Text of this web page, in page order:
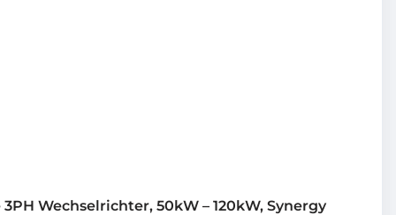
Wechselrichter, 50kW – 120kW, Synergy